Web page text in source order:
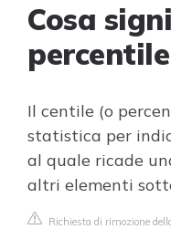
Cosa
Il centile (o
statistica per
al quale ricade
altri elementi
Richiesta di rimozione